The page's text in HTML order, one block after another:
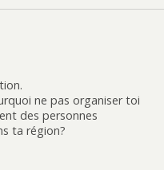
ne pas organiser toi
des personnes
ta région?